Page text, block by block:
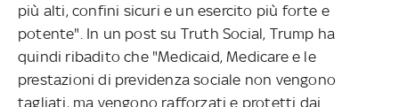
più alti, confini sicuri e un esercito più forte e
potente". In un post su Truth Social, Trump ha
quindi ribadito che "Medicaid, Medicare e le
prestazioni di previdenza sociale non vengono
tagliati, ma vengono rafforzati e protetti dai